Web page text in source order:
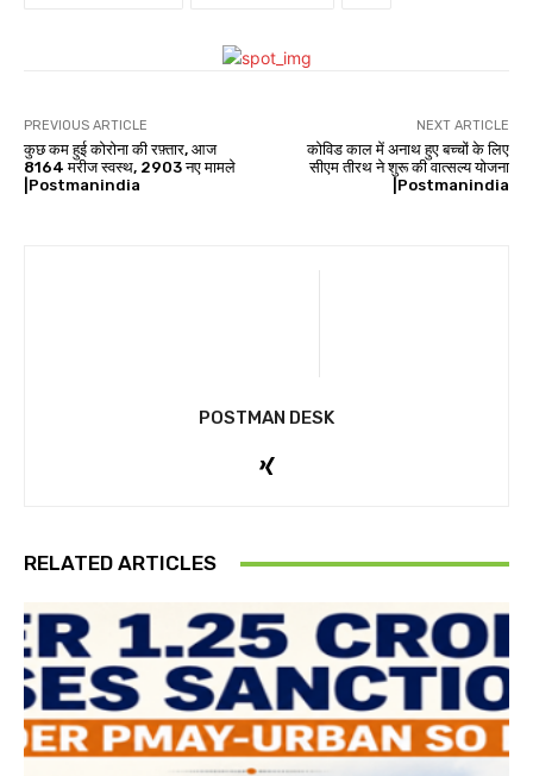
PREVIOUS ARTICLE
कुछ कम हुई कोरोना की रफ़्तार, आज
8164 मरीज स्वस्थ, 2903 नए मामले
|Postmanindia
NEXT ARTICLE
कोविड काल में अनाथ हुए बच्चों के लिए
सीएम तीरथ ने शुरू की वात्सल्य योजना
|Postmanindia
POSTMAN DESK
RELATED ARTICLES